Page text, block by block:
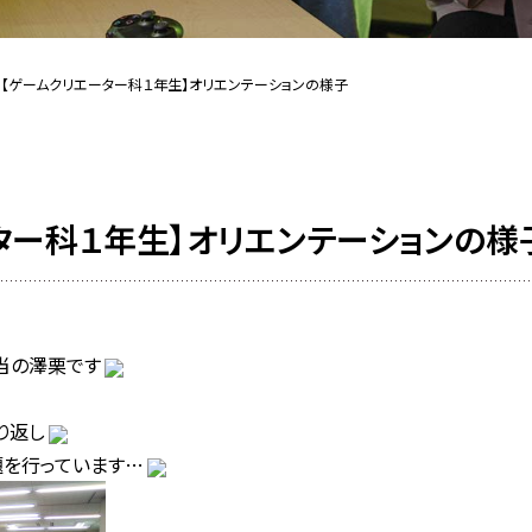
【ゲームクリエーター科１年生】オリエンテーションの様子
ー科１年生】オリエンテーションの様
の澤栗です
返し
行っています…